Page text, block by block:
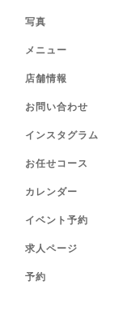
写真
メニュー
店舗情報
お問い合わせ
インスタグラム
お任せコース
カレンダー
イベント予約
求人ページ
予約